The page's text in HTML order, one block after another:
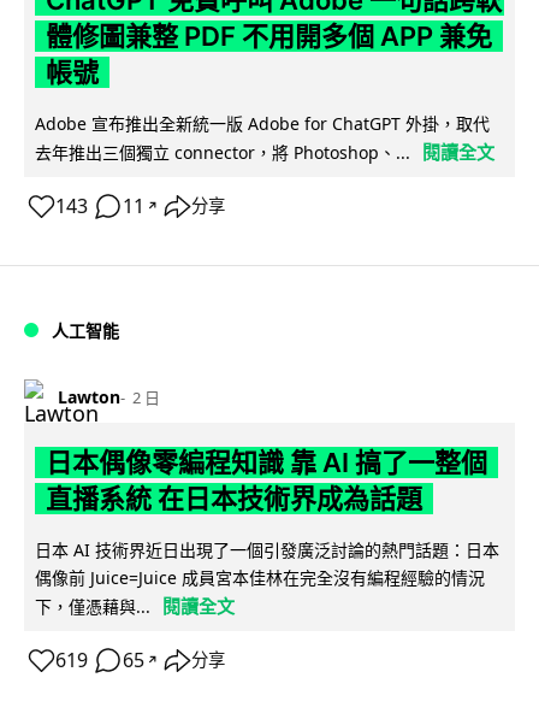
體修圖兼整 PDF 不用開多個 APP 兼免
帳號
Adobe 宣布推出全新統一版 Adobe for ChatGPT 外掛，取代
去年推出三個獨立 connector，將 Photoshop、...
閱讀全文
143 11 ↗ 分享
人工智能
Lawton 2 日
日本偶像零編程知識 靠 AI 搞了一整個
直播系統 在日本技術界成為話題
日本 AI 技術界近日出現了一個引發廣泛討論的熱門話題：日本
偶像前 Juice=Juice 成員宮本佳林在完全沒有編程經驗的情況
下，僅憑藉與...
閱讀全文
619 65 ↗ 分享